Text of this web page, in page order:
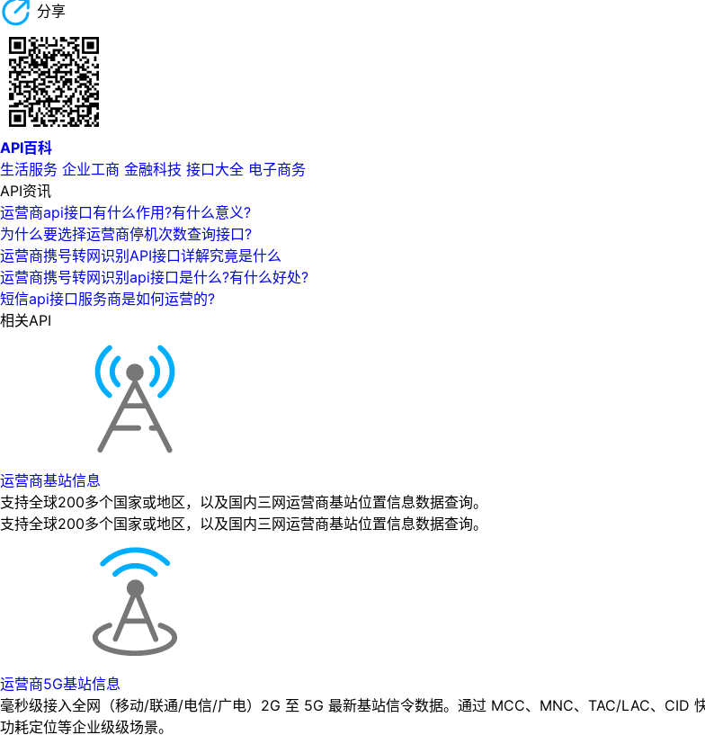
分享
API百科
生活服务 企业工商 金融科技 接口大全 电子商务
API资讯
运营商api接口有什么作用?有什么意义?
为什么要选择运营商停机次数查询接口?
运营商携号转网识别API接口详解究竟是什么
运营商携号转网识别api接口是什么?有什么好处?
短信api接口服务商是如何运营的?
相关API
运营商基站信息
支持全球200多个国家或地区，以及国内三网运营商基站位置信息数据查询。
支持全球200多个国家或地区，以及国内三网运营商基站位置信息数据查询。
运营商5G基站信息
毫秒级接入全网（移动/联通/电信/广电）2G 至 5G 最新基站信令数据。通过 MCC、MNC、TAC/LAC、CID
功耗定位等企业级级场景。